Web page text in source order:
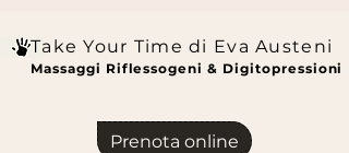
Take Your Time di Eva Austeni
Massaggi Riflessogeni & Digitopressioni
Prenota online